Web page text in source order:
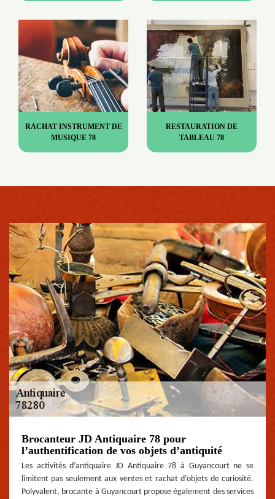
RACHAT INSTRUMENT DE
MUSIQUE 78
RESTAURATION DE
TABLEAU 78
Brocanteur JD Antiquaire 78 pour
l’authentification de vos objets d’antiquité
Les activités d’antiquaire JD Antiquaire 78 à Guyancourt ne se
limitent pas seulement aux ventes et rachat d’objets de curiosité.
Polyvalent, brocante à Guyancourt propose également des services